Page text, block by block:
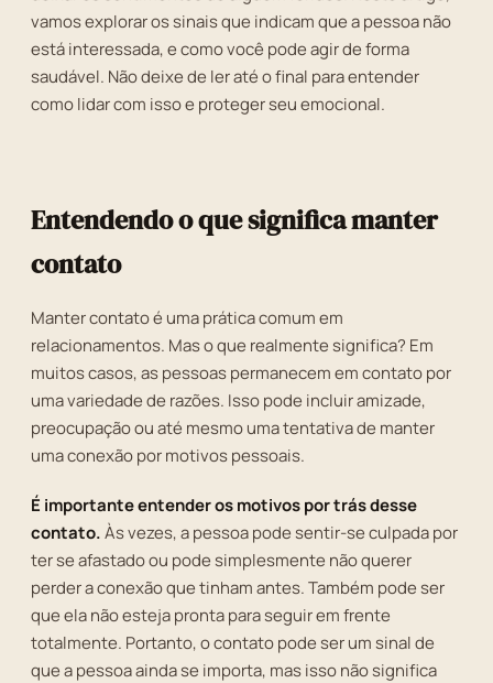
vamos explorar os sinais que indicam que a pessoa não
está interessada, e como você pode agir de forma
saudável. Não deixe de ler até o final para entender
como lidar com isso e proteger seu emocional.
Entendendo o que significa manter
contato
Manter contato é uma prática comum em
relacionamentos. Mas o que realmente significa? Em
muitos casos, as pessoas permanecem em contato por
uma variedade de razões. Isso pode incluir amizade,
preocupação ou até mesmo uma tentativa de manter
uma conexão por motivos pessoais.
É importante entender os motivos por trás desse
contato.Às vezes, a pessoa pode sentir-se culpada por
ter se afastado ou pode simplesmente não querer
perder a conexão que tinham antes. Também pode ser
que ela não esteja pronta para seguir em frente
totalmente. Portanto, o contato pode ser um sinal de
que a pessoa ainda se importa, mas isso não significa